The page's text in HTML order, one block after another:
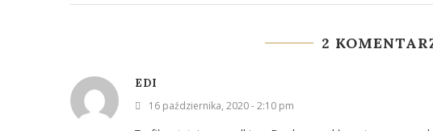
2
EDI
16 października, 2020 - 2:10 pm